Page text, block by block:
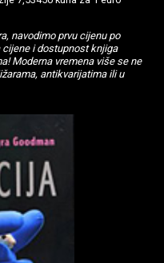
navodimo prvu cijenu po
i dostupnost knjiga
Moderna vremena više se ne
antikvarijatima ili u